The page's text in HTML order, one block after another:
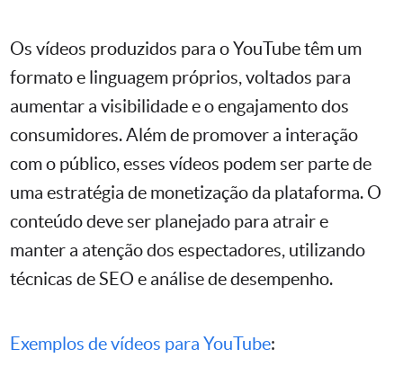
Os vídeos produzidos para o YouTube têm um
formato e linguagem próprios, voltados para
aumentar a visibilidade e o engajamento dos
consumidores. Além de promover a interação
com o público, esses vídeos podem ser parte de
uma estratégia de monetização da plataforma. O
conteúdo deve ser planejado para atrair e
manter a atenção dos espectadores, utilizando
técnicas de SEO e análise de desempenho.
Exemplos de vídeos para YouTube: